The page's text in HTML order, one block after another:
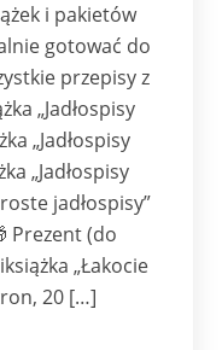
i pakietów
gotować do
przepisy z
„Jadłospisy
„Jadłospisy
„Jadłospisy
jadłospisy”
Prezent (do
„Łakocie
20 […]